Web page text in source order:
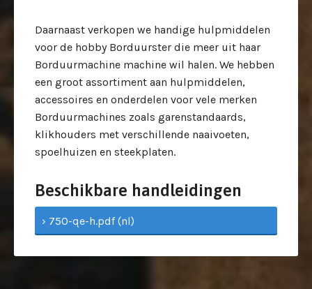
Daarnaast verkopen we handige hulpmiddelen
voor de hobby Borduurster die meer uit haar
Borduurmachine machine wil halen. We hebben
een groot assortiment aan hulpmiddelen,
accessoires en onderdelen voor vele merken
Borduurmachines zoals garenstandaards,
klikhouders met verschillende naaivoeten,
spoelhuizen en steekplaten.
Beschikbare handleidingen
› 750-qe-h.pdf (nl)